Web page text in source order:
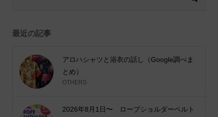
最近の記事
アロハシャツと浴衣の話し（Google調べま
とめ）
OTHERS
2026年8月1日〜 ロープショルダーベルト